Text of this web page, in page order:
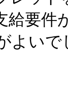
給要
よいで